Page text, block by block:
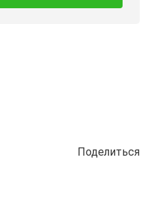
Поделиться